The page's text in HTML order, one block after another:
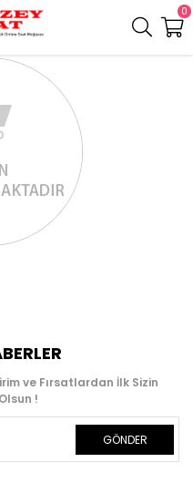
0
ve Fırsatlardan İlk Sizin
!
GÖNDER